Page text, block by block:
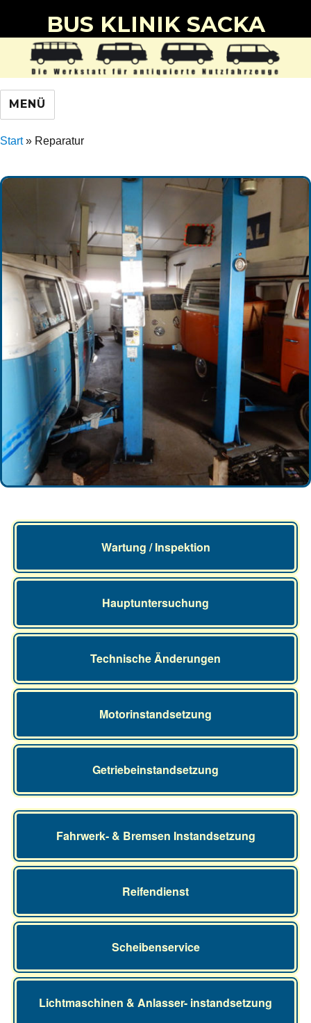
BUS KLINIK SACKA
MENÜ
Start» Reparatur
Wartung / Inspektion
Hauptuntersuchung
Technische Änderungen
Motorinstandsetzung
Getriebeinstandsetzung
Fahrwerk- & Bremsen Instandsetzung
Reifendienst
Scheibenservice
Lichtmaschinen & Anlasser- instandsetzung